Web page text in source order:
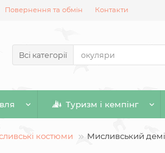
Повернення та обмін Контакти
Всі категорії
Туризм і кемпінг
костюми Мисливський